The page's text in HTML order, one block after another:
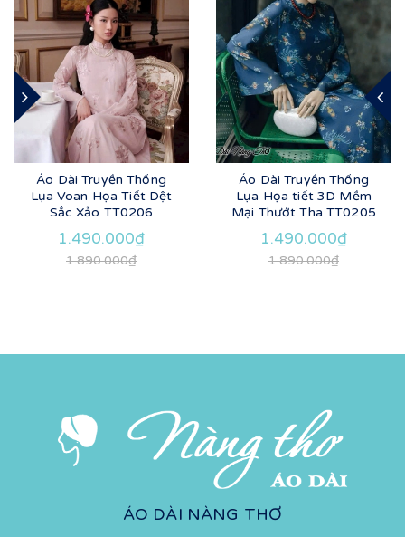
Áo Dài Truyền Thống
Lụa Voan Họa Tiết Dệt
Sắc Xảo TT0206
1.490.000₫
1.890.000₫
Áo Dài Truyền Thống
Lụa Họa tiết 3D Mềm
Mại Thướt Tha TT0205
1.490.000₫
1.890.000₫
ÁO DÀI NÀNG THƠ